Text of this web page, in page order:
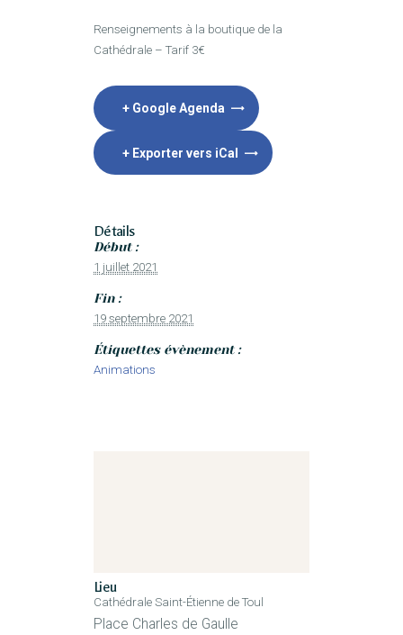
Renseignements à la boutique de la
Cathédrale – Tarif 3€
+ Google Agenda
+ Exporter vers iCal
Détails
Début :
1 juillet 2021
Fin :
19 septembre 2021
Étiquettes évènement :
Animations
Lieu
Cathédrale Saint-Étienne de Toul
Place Charles de Gaulle